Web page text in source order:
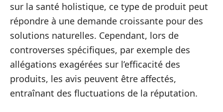
sur la santé holistique, ce type de produit peut
répondre à une demande croissante pour des
solutions naturelles. Cependant, lors de
controverses spécifiques, par exemple des
allégations exagérées sur l’efficacité des
produits, les avis peuvent être affectés,
entraînant des fluctuations de la réputation.